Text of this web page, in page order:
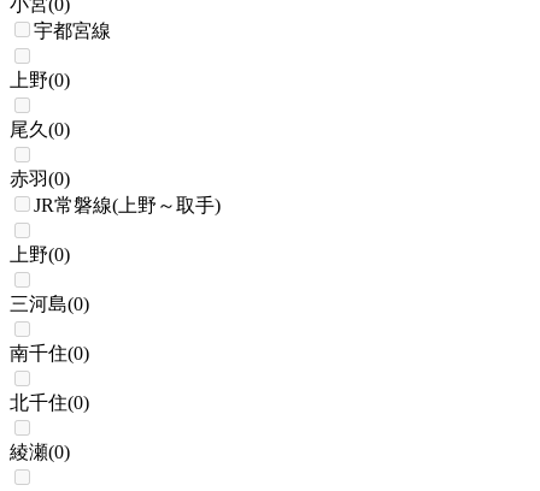
小宮(0)
宇都宮線
上野(0)
尾久 (0)
赤羽(0)
JR常磐線(上野～取手)
上野(0)
三河島(0)
南千住(0)
北千住(0)
綾瀬(0)